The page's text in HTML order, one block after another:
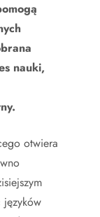
nauki,
otwiera
języków